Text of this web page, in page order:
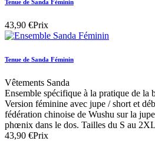
Tenue de Sanda Féminin
43,90 €Prix
Tenue de Sanda Féminin
Vêtements Sanda
Ensemble spécifique à la pratique de la
Version féminine avec jupe / short et
fédération chinoise de Wushu sur la
phœnix dans le dos. Tailles du S au
43,90 €Prix